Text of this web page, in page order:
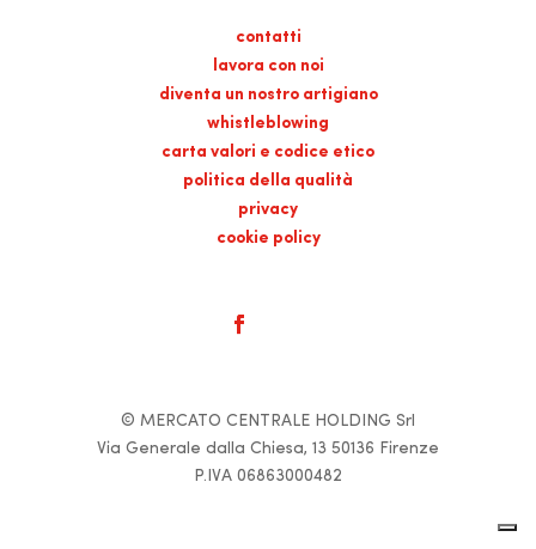
contatti
lavora con noi
diventa un nostro artigiano
whistleblowing
carta valori e codice etico
politica della qualità
privacy
cookie policy
© MERCATO CENTRALE HOLDING Srl
Via Generale dalla Chiesa, 13 50136 Firenze
P.IVA 06863000482